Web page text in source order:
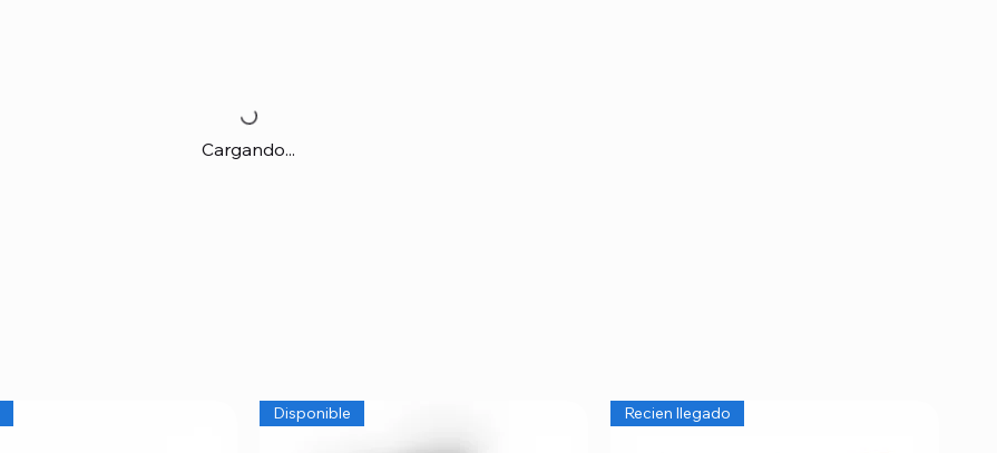
Cargando...
Disponible Recien llegado